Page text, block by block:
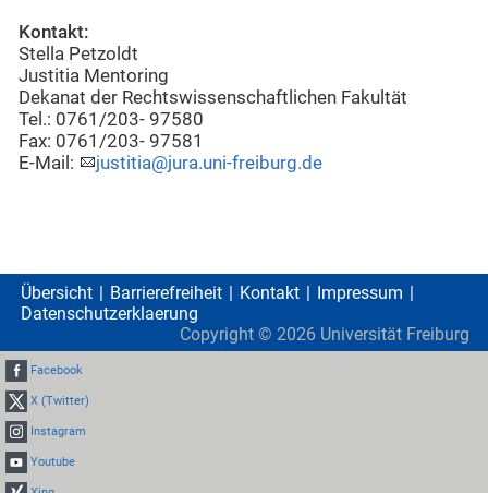
Kontakt:
Stella Petzoldt
Justitia Mentoring
Dekanat der Rechtswissenschaftlichen Fakultät
Tel.: 0761/203- 97580
Fax: 0761/203- 97581
E-Mail:
justitia@jura.uni-freiburg.de
Übersicht Barrierefreiheit Kontakt
Impressum
Datenschutzerklaerung
Copyright © 2026 Universität Freiburg
Facebook
X (Twitter)
Instagram
Youtube